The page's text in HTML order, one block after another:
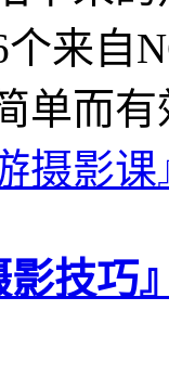
来自
单而
摄影
技巧